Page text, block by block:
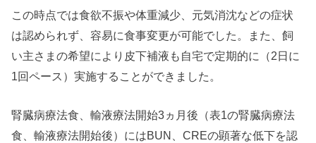
この時点では食欲不振や体重減少、元気消沈などの症状
は認められず、容易に食事変更が可能でした。また、飼
い主さまの希望により皮下補液も自宅で定期的に（2日に
1回ペース）実施することができました。
腎臓病療法食、輸液療法開始3ヵ月後（表1の腎臓病療法
食、輸液療法開始後）にはBUN、CREの顕著な低下を認